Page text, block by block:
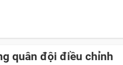
quân đội điều chỉnh